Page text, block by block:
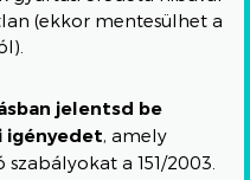
(ekkor mentesülhet a
jelentsd be
igényedet, amely
a 151/2003.